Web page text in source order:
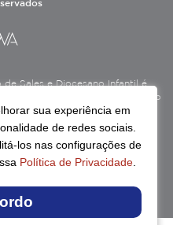
Sales e Diocesano Infantil é
(ASAV), instituição de direito
de natureza educativa,
como Entidade
nas áreas de educação e
sua experiência em
de redes sociais.
los nas configurações de
Política de Privacidade.